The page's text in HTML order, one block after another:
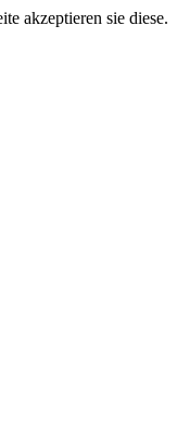
akzeptieren sie diese.